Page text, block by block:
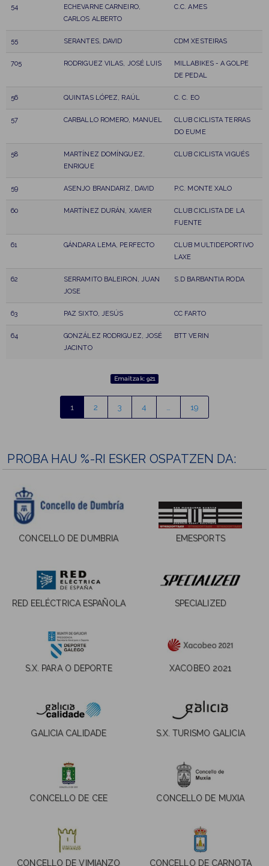
54
ECHEVARNE CARNEIRO,
CARLOS ALBERTO
C.C. AMES
55 SERANTES, DAVID CDM XESTEIRAS
705 RODRIGUEZ VILAS, JOSÉ LUIS
MILLABIKES - A GOLPE
DE PEDAL
56 QUINTAS LÓPEZ, RAÚL C. C. EO
57 CARBALLO ROMERO, MANUEL
CLUB CICLISTA TERRAS
DO EUME
58
MARTÍNEZ DOMÍNGUEZ,
ENRIQUE
CLUB CICLISTA VIGUÉS
59 ASENJO BRANDARIZ, DAVID P.C. MONTE XALO
60 MARTÍNEZ DURÁN, XAVIER
CLUB CICLISTA DE LA
FUENTE
61 GÁNDARA LEMA, PERFECTO
CLUB MULTIDEPORTIVO
LAXE
62
SERRAMITO BALEIRON, JUAN
JOSE
S.D BARBANTIA RODA
63 PAZ SIXTO, JESÚS CC FARTO
64
GONZÁLEZ RODRIGUEZ, JOSÉ
JACINTO
BTT VERIN
Emaitzak: 921
1 2 3 4 19
PROBA HAU %-RI ESKER OSPATZEN DA:
CONCELLO DE DUMBRIA EMESPORTS
RED EELÉCTRICA ESPAÑOLA SPECIALIZED
S.X. PARA O DEPORTE XACOBEO 2021
GALICIA CALIDADE S.X. TURISMO GALICIA
CONCELLO DE CEE CONCELLO DE MUXIA
CONCELLO DE VIMIANZO CONCELLO DE CARNOTA